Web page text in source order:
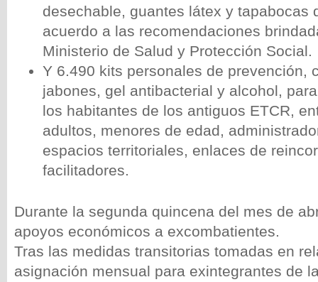
desechable, guantes látex y tapabocas
acuerdo a las recomendaciones
Ministerio de Salud y Protección Social.
Y 6.490 kits personales de prevención,
jabones, gel antibacterial y alcohol,
los habitantes de los antiguos ETCR,
adultos, menores de edad,
espacios territoriales, enlaces de
facilitadores.
Durante la segunda quincena del mes de
apoyos económicos a excombatientes.
Tras las medidas transitorias tomadas en
asignación mensual para exintegrantes de